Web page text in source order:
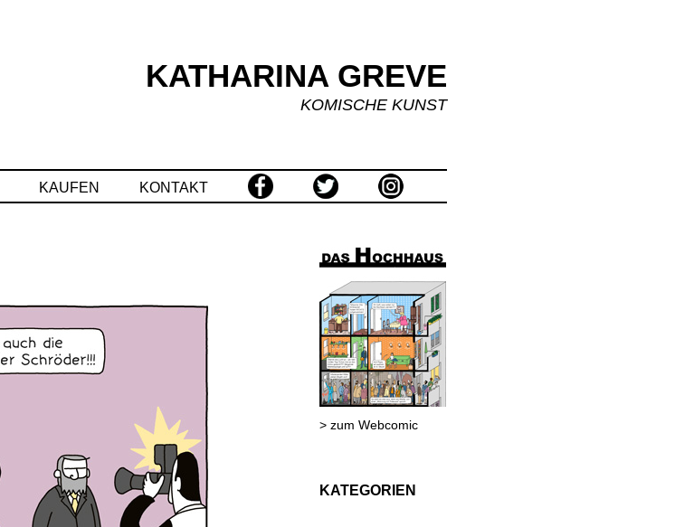
KATHARINA GREVE
KOMISCHE KUNST
KAUFEN KONTAKT
> zum Webcomic
KATEGORIEN